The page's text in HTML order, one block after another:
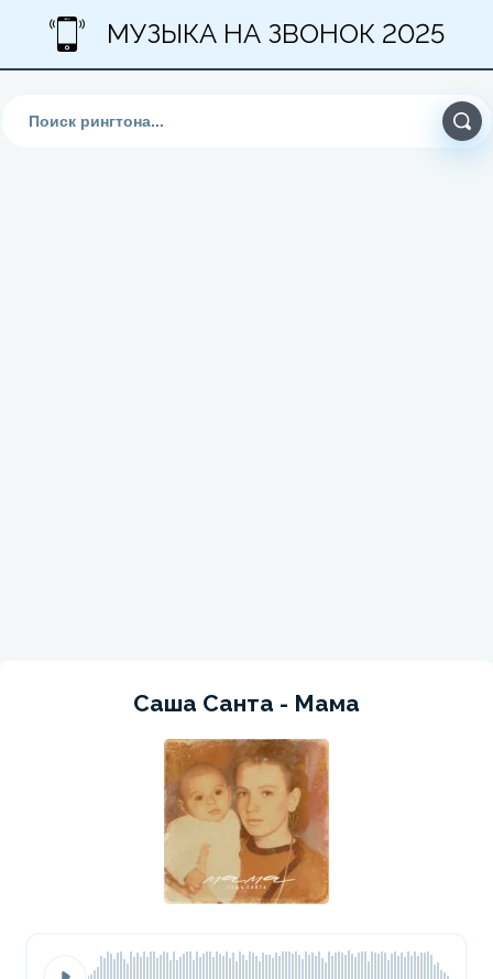
МУЗЫКА НА ЗВОНОК 2025
Саша Санта - Мама